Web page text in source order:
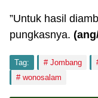
”Untuk hasil
pungkasnya.
Tag: Jombang
wonosalam